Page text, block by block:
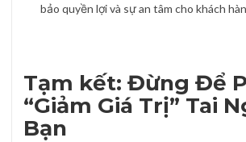
bảo quyền lợi và sự an tâm cho khách
Tạm kết: Đừng Để
“Giảm Giá Trị” Tai
Bạn